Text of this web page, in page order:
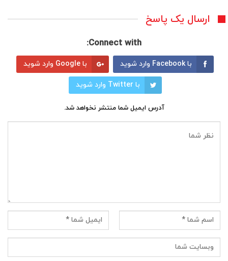
ارسال یک پاسخ
Connect with:
با Facebook وارد شوید با Google وارد شوید
با Twitter وارد شوید
آدرس ایمیل شما منتشر نخواهد شد.